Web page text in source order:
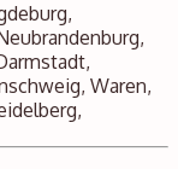
Waren,